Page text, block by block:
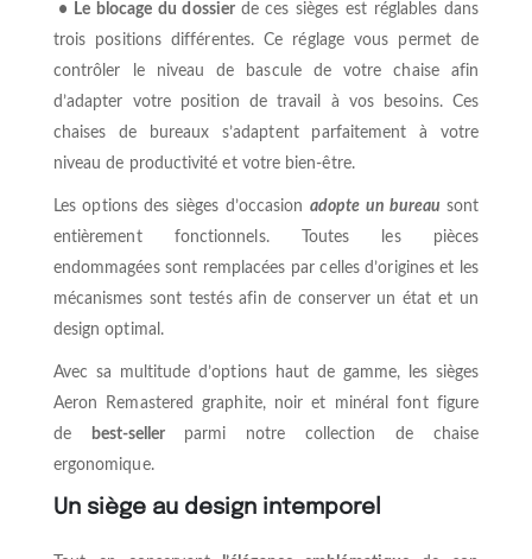
• Le blocage du dossier de ces sièges est réglables dans
trois positions différentes. Ce réglage vous permet de
contrôler le niveau de bascule de votre chaise afin
d’adapter votre position de travail à vos besoins. Ces
chaises de bureaux s’adaptent parfaitement à votre
niveau de productivité et votre bien-être.
Les options des sièges d’occasion adopte un bureau sont
entièrement fonctionnels. Toutes les pièces
endommagées sont remplacées par celles d’origines et les
mécanismes sont testés afin de conserver un état et un
design optimal.
Avec sa multitude d’options haut de gamme, les sièges
Aeron Remastered graphite, noir et minéral font figure
de
best-seller parmi notre collection de chaise
ergonomique.
Un siège au design intemporel